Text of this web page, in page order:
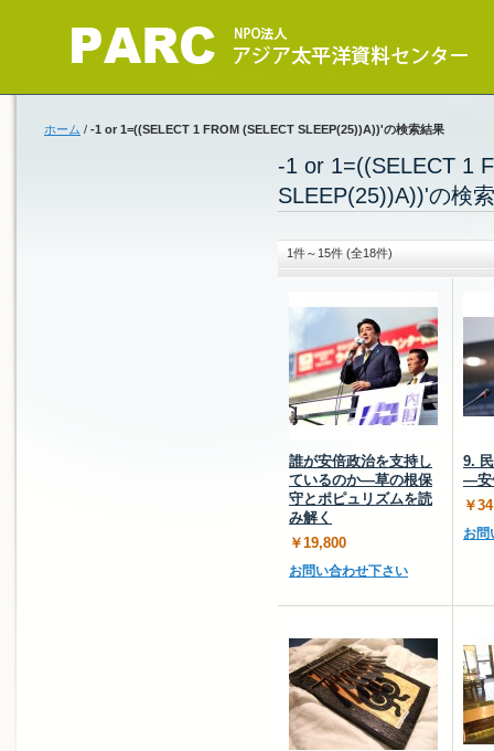
ホーム / -1 or 1=((SELECT 1 FROM (SELECT SLEEP(25))A))'の検索結果
-1 or 1=((SELECT 1
SLEEP(25))A))'の検
1件～15件 (全18件)
誰が安倍政治を支持し
ているのか―草の根保
守とポピュリズムを読
み解く
￥19,800
お問い合わせ下さい
9.
―安
￥
お問